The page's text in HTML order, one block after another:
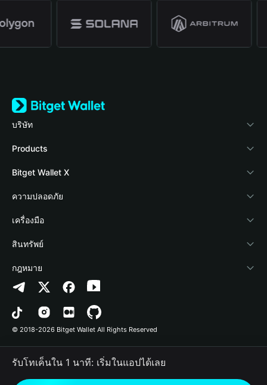
บริษัท
เกี่ยวกับ Bitget Wallet
Blog
Academy
ข่าวสารด้านคริปโต
ศูนย์ช่วยเหลือ
ติดต่อเรา
ทรัพยากรข้อมูลของแบรนด์
อาชีพ
Products
Crypto Card
Stablecoin Earn
Payfi Crypto
Crypto Swap API
Altcoin Season Index
Prediction Markets
DApp
RWA
Bitget Wallet X
นักพัฒนา
เชื่อมต่อ Wallet
Bitget Wallet Pay
ลิสต์โปรเจกต์
ความปลอดภัย
Protection Fund
เทคโนโลยีความปลอดภัย
เครื่องมือ
ซื้อคริปโต
การตรวจจับการอนุญาต
การตรวจจับสัญญา
การโอนเป็นชุด
สินทรัพย์
Arbitrum
Avalanche
Bitcoin
Polygon
กฎหมาย
นโยบายความเป็นส่วนตัว
ข้อตกลงในการใช้บริการ
© 2018-2026 Bitget Wallet All Rights Reserved
รับโทเค็นใน 1 นาที: เริ่มในแอปได้เลย